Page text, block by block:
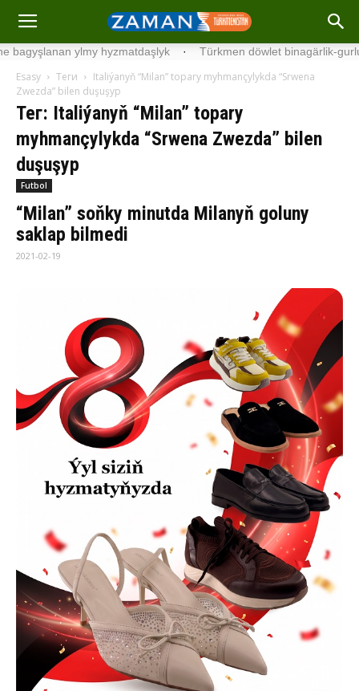
ylmy hyzmatdaşlyk · Türkmen döwlet binagärlik-
Esasy Теги
Italiýanyň “Milan” topary myhmançylykda “Srwena
Zwezda” bilen duşuşyp
Тег: Italiýanyň “Milan” topary
myhmançylykda “Srwena Zwezda” bilen
duşuşyp
Futbol
“Milan” soňky minutda Milanyň goluny
saklap bilmedi
2021-02-19